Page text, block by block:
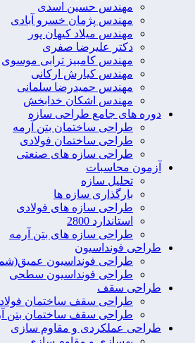
مهندس حسین اسدی
مهندس پژمان خسرو آبادی
مهندس میلاد کیهان پور
دکتر علیرضا صفری
مهندس کامبیز ترابی موسوی
مهندس کیارش ارکانی
مهندس حمیدرضا سلمانی
مهندس اشکان خدابخش
دوره های جامع طراحی سازه
طراحی ساختمان بتن آرمه
طراحی ساختمان فولادی
طراحی سازه های صنعتی
آزمون محاسبات
تحلیل سازه
بارگذاری سازه ها
طراحی سازه های فولادی
استاندارد 2800
طراحی سازه های بتن آرمه
طراحی فونداسیون
طراحی فونداسیون
طراحی فونداسیون سطحی
طراحی سقف
طراحی سقف ساختمان
طراحی سقف ساختمان بتن
طراحی عملکردی و مقاوم سازی